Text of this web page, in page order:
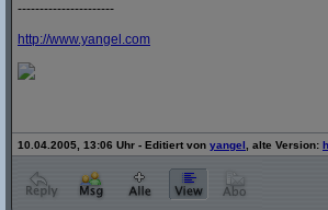
----------------------
http://www.yangel.com
10.04.2005, 13:06 Uhr - Editiert von yangel , alte Version: